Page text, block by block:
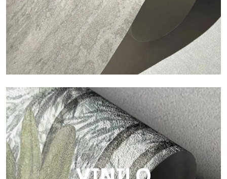
Touch
Acabado con trama fibrosa e irregular, con una textura suave
que aporta calidez y autenticidad a la superficie.